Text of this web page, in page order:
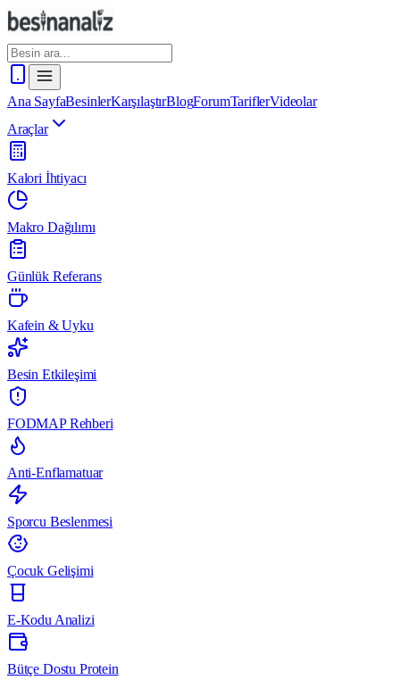
Ana SayfaBesinlerKarşılaştırBlogForumTariflerVideolar
Araçlar
Kalori İhtiyacı
Makro Dağılımı
Günlük Referans
Kafein & Uyku
Besin Etkileşimi
FODMAP Rehberi
Anti-Enflamatuar
Sporcu Beslenmesi
Çocuk Gelişimi
E-Kodu Analizi
Bütçe Dostu Protein